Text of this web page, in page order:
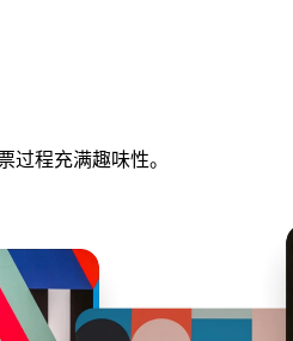
过程充满趣味性。